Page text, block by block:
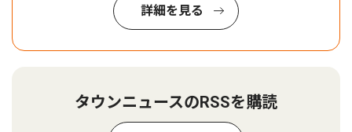
詳細を見る
タウンニュースのRSSを購読